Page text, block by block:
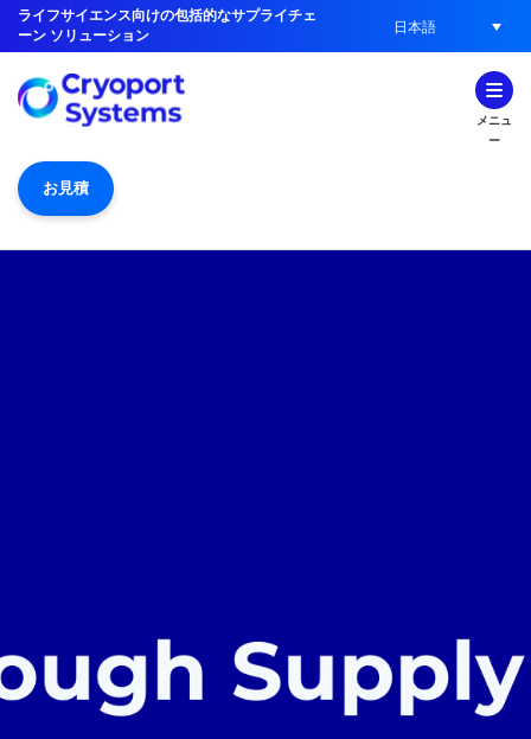
ライフサイエンス向けの包括的なサプライチェ
ーン ソリューション
日本語
メニュ
ー
お見積